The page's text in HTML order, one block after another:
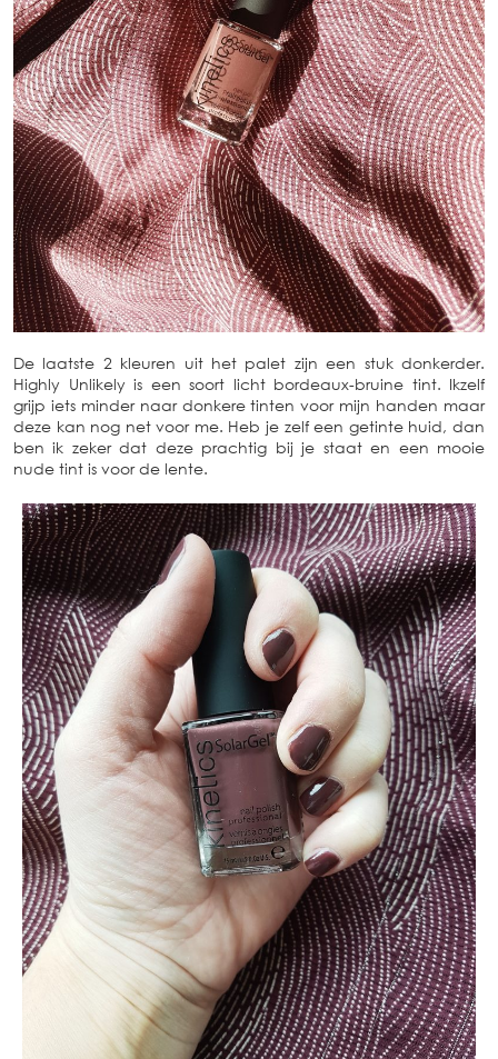
De laatste 2 kleuren uit het palet zijn een stuk donkerder.
Highly Unlikely is een soort licht bordeaux-bruine tint. Ikzelf
grijp iets minder naar donkere tinten voor mijn handen maar
deze kan nog net voor me. Heb je zelf een getinte huid, dan
ben ik zeker dat deze prachtig bij je staat en een mooie
nude tint is voor de lente.